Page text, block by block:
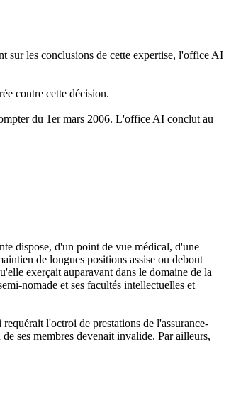
sur les conclusions de cette expertise, l'office AI
contre cette décision.
du 1er mars 2006. L'office AI conclut au
dispose, d'un point de vue médical, d'une
de longues positions assise ou debout
exerçait auparavant dans le domaine de la
nomade et ses facultés intellectuelles et
l'octroi de prestations de l'assurance-
ses membres devenait invalide. Par ailleurs,